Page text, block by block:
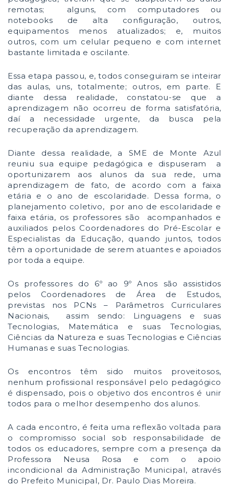
remotas; alguns, com computadores ou
notebooks de alta configuração, outros,
equipamentos menos atualizados; e, muitos
outros, com um celular pequeno e com internet
bastante limitada e oscilante.
Essa etapa passou, e, todos conseguiram se inteirar
das aulas, uns, totalmente; outros, em parte. E
diante dessa realidade, constatou-se que a
aprendizagem não ocorreu de forma satisfatória,
daí a necessidade urgente, da busca pela
recuperação da aprendizagem.
Diante dessa realidade, a SME de Monte Azul
reuniu sua equipe pedagógica e dispuseram a
oportunizarem aos alunos da sua rede, uma
aprendizagem de fato, de acordo com a faixa
etária e o ano de escolaridade. Dessa forma, o
planejamento coletivo, por ano de escolaridade e
faixa etária, os professores são acompanhados e
auxiliados pelos Coordenadores do Pré-Escolar e
Especialistas da Educação, quando juntos, todos
têm a oportunidade de serem atuantes e apoiados
por toda a equipe.
Os professores do 6º ao 9º Anos são assistidos
pelos Coordenadores de Área de Estudos,
previstas nos PCNs – Parâmetros Curriculares
Nacionais, assim sendo: Linguagens e suas
Tecnologias, Matemática e suas Tecnologias,
Ciências da Natureza e suas Tecnologias e Ciências
Humanas e suas Tecnologias.
Os encontros têm sido muitos proveitosos,
nenhum profissional responsável pelo pedagógico
é dispensado, pois o objetivo dos encontros é unir
todos para o melhor desempenho dos alunos.
A cada encontro, é feita uma reflexão voltada para
o compromisso social sob responsabilidade de
todos os educadores, sempre com a presença da
Professora Neusa Rosa e com o apoio
incondicional da Administração Municipal, através
do Prefeito Municipal, Dr. Paulo Dias Moreira.